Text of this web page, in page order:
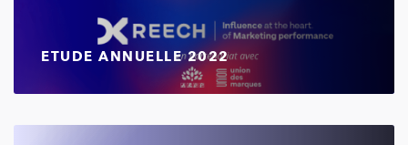
ETUDE ANNUELLE 2022